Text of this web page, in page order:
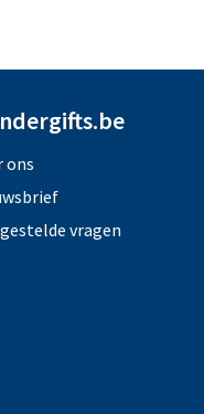
ons
vragen